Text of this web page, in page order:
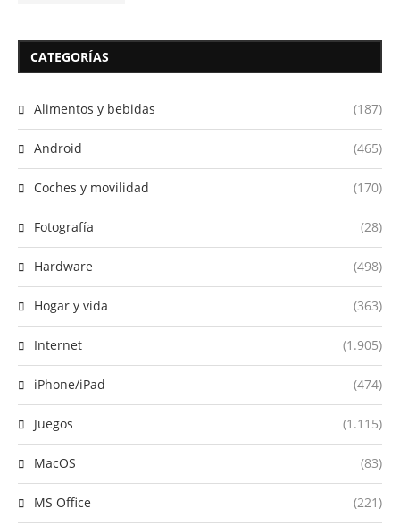
CATEGORÍAS
Alimentos y bebidas (187)
Android (465)
Coches y movilidad (170)
Fotografía (28)
Hardware (498)
Hogar y vida (363)
Internet (1.905)
iPhone/iPad (474)
Juegos (1.115)
MacOS (83)
MS Office (221)